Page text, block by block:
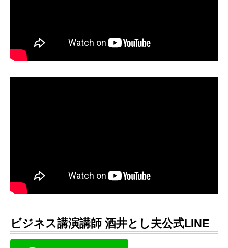
ビジネス講演講師 酒井とし夫公式LINE